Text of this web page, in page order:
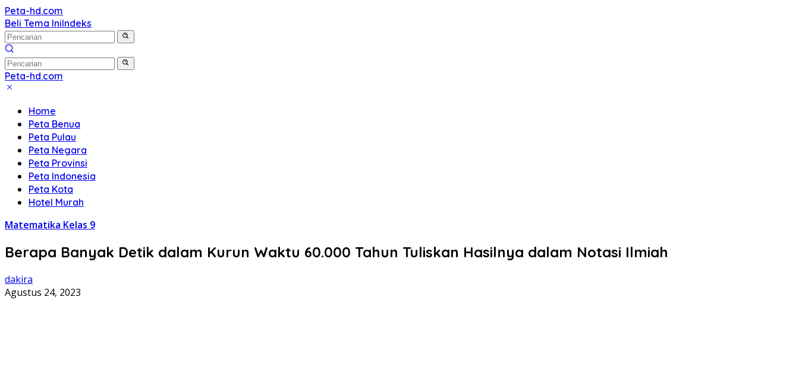
Langsung
ke
konten
Peta-hd.com
Kumpulan
Gambar
Peta
HD
Beli Tema IniIndeks
Peta-hd.com
Kumpulan
Peta
HD
Home
Peta Benua
Peta Pulau
Peta Negara
Peta Provinsi
Peta Indonesia
Peta Kota
Hotel Murah
Matematika Kelas 9
Berapa Banyak Detik dalam Kurun Waktu 60.000 Tahun Tuliskan Hasilnya dalam Notasi Ilmiah
dakira
Agustus 24, 2023